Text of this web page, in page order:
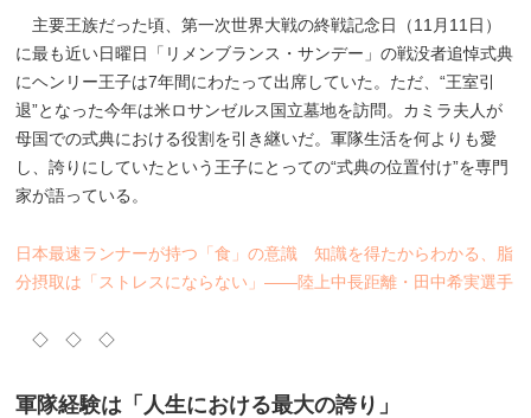
主要王族だった頃、第一次世界大戦の終戦記念日（11月11日）
に最も近い日曜日「リメンブランス・サンデー」の戦没者追悼式典
にヘンリー王子は7年間にわたって出席していた。ただ、“王室引
退”となった今年は米ロサンゼルス国立墓地を訪問。カミラ夫人が
母国での式典における役割を引き継いだ。軍隊生活を何よりも愛
し、誇りにしていたという王子にとっての“式典の位置付け”を専門
家が語っている。
日本最速ランナーが持つ「食」の意識 知識を得たからわかる、脂
分摂取は「ストレスにならない」――陸上中長距離・田中希実選手
◇ ◇ ◇
軍隊経験は「人生における最大の誇り」